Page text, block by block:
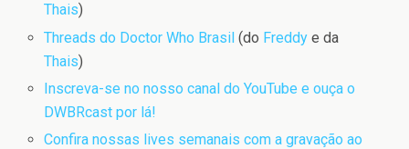
Thais)
Threads do Doctor Who Brasil (do Freddy e da
Thais)
Inscreva-se no nosso canal do YouTube e ouça o
DWBRcast por lá!
Confira nossas lives semanais com a gravação ao